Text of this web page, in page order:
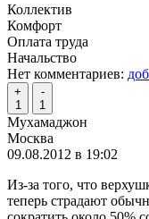
Коллектив
Комфорт
Оплата труда
Начальство
Нет комментариев:
+
1
-
1
Мухамаджон
Москва
09.08.2012 в 19:02
Из-за того, что
теперь страдают